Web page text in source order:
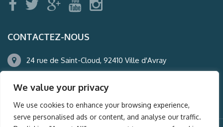
We value your privacy
We use cookies to enhance your browsing experience,
serve personalised ads or content, and analyse our traffic.
CONTACTEZ-NOUS
24 rue de Saint-Cloud, 92410 Ville d'Avray